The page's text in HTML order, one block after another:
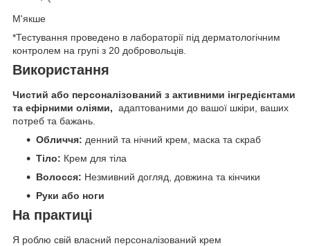
М'якше
*Тестування проведено в лабораторії під дерматологічним
контролем на групі з 20 добровольців.
Використання
Чистий або персоналізований з активними інгредієнтами
та ефірними оліями, адаптованими до вашої шкіри, ваших
потреб та бажань.
Обличчя: денний та нічний крем, маска та скраб
Тіло: Крем для тіла
Волосся: Незмивний догляд, довжина та кінчики
Руки або ноги
На практиці
Я роблю свій власний персоналізований крем